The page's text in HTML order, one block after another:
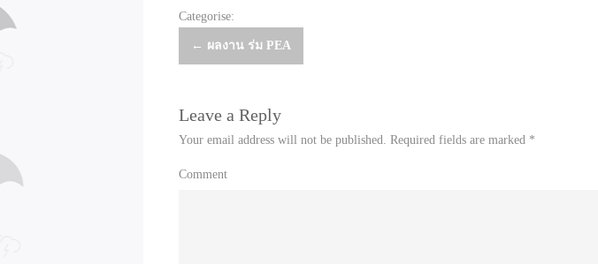
Categorise:
Post
← ผลงาน ร่ม PEA
Leave a Reply
Your email address will not be published. Required fields are marked *
Comment